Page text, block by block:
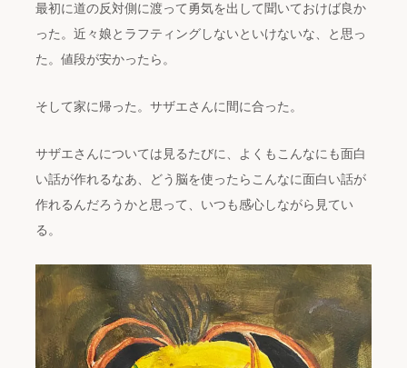
最初に道の反対側に渡って勇気を出して聞いておけば良か
った。近々娘とラフティングしないといけないな、と思っ
た。値段が安かったら。
そして家に帰った。サザエさんに間に合った。
サザエさんについては見るたびに、よくもこんなにも面白
い話が作れるなあ、どう脳を使ったらこんなに面白い話が
作れるんだろうかと思って、いつも感心しながら見てい
る。